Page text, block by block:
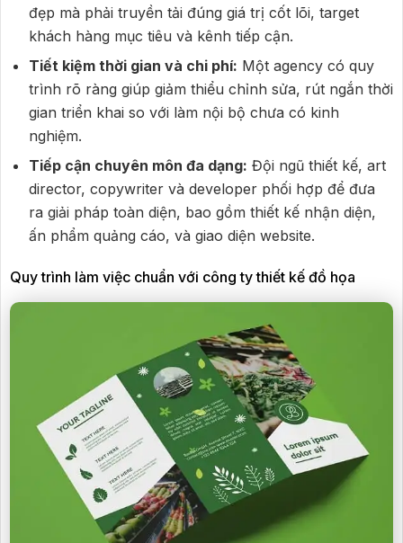
đẹp mà phải truyền tải đúng giá trị cốt lõi, target
khách hàng mục tiêu và kênh tiếp cận.
Tiết kiệm thời gian và chi phí: Một agency có quy
trình rõ ràng giúp giảm thiểu chỉnh sửa, rút ngắn thời
gian triển khai so với làm nội bộ chưa có kinh
nghiệm.
Tiếp cận chuyên môn đa dạng: Đội ngũ thiết kế, art
director, copywriter và developer phối hợp để đưa
ra giải pháp toàn diện, bao gồm thiết kế nhận diện,
ấn phẩm quảng cáo, và giao diện website.
Quy trình làm việc chuẩn với công ty thiết kế đồ họa